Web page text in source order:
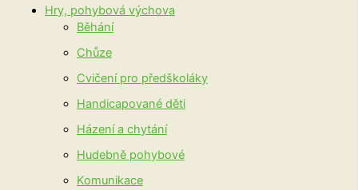
Hry, pohybová výchova
Běhání
Chůze
Cvičení pro předškoláky
Handicapované děti
Házení a chytání
Hudebně pohybové
Komunikace